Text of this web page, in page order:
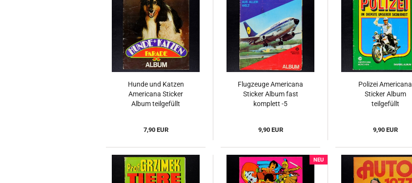
Hunde und Katzen
Americana Sticker
Album teilgefüllt
7,90 EUR
Flugzeuge Americana
Sticker Album fast
komplett -5
9,90 EUR
Polizei Americana
Sticker Album
teilgefüllt
9,90 EUR
NEU